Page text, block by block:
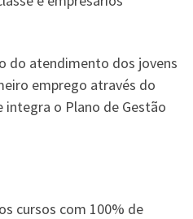
do atendimento dos jovens
emprego através do
integra o Plano de Gestão
cursos com 100% de